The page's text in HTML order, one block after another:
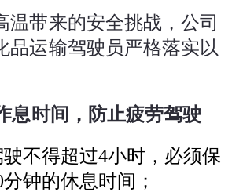
温带来的安全挑战，公司
品运输驾驶员严格落实以
息时间，防止疲劳驾驶
不得超过4小时，必须保
钟的休息时间；